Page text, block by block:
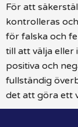
För att
kontrolleras
för falska och
till att välja eller
positiva och
fullständig
det att göra ett